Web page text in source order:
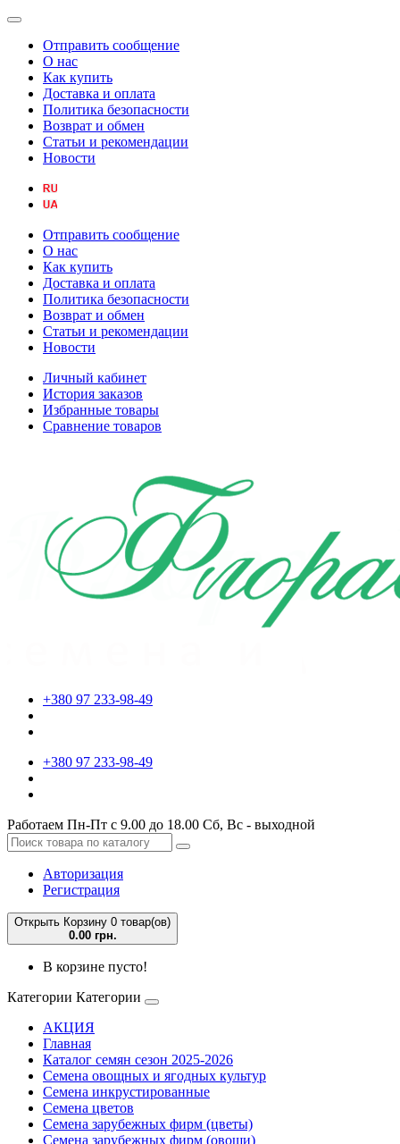
Отправить сообщение
О нас
Как купить
Доставка и оплата
Политика безопасности
Возврат и обмен
Статьи и рекомендации
Новости
Отправить сообщение
О нас
Как купить
Доставка и оплата
Политика безопасности
Возврат и обмен
Статьи и рекомендации
Новости
Личный кабинет
История заказов
Избранные товары
Сравнение товаров
+380 97 233-98-49
+380 97 233-98-49
Работаем Пн-Пт с 9.00 до 18.00 Сб, Вс - выходной
Авторизация
Регистрация
Открыть Корзину 0 товар(ов)
0.00 грн.
В корзине пусто!
Категории Категории
АКЦИЯ
Главная
Каталог семян сезон 2025-2026
Семена овощных и ягодных культур
Семена инкрустированные
Семена цветов
Семена зарубежных фирм (цветы)
Семена зарубежных фирм (овощи)